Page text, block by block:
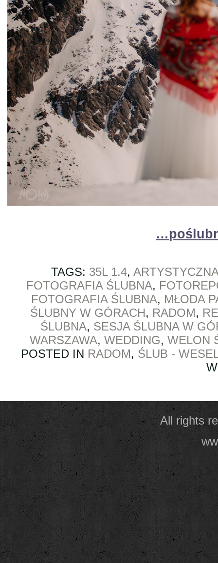
TAGS: 35L 1.4,
FOTOGRAFIA ŚLUBNA,
FOTOGRAFIA ŚLUBNA, MŁODA
ŚLUBNY W GÓRACH, RADOM,
ŚLUBNA, SESJA ŚLUBNA W
WARSZAWA,WEDDING,WELON
POSTED IN RADOM, ŚLUB -
All rights